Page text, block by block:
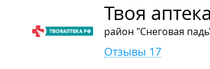
Твоя
район "Снеговая
Отзывы 17